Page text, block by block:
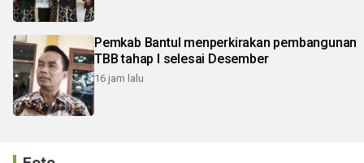
Pemkab Bantul menperkirakan pembangunan
TBB tahap I selesai Desember
16 jam lalu